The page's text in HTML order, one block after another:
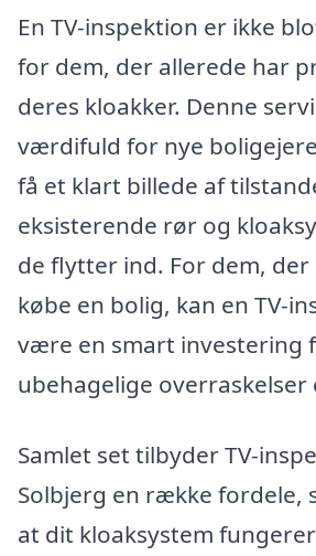
En TV-inspektion er ikke
for dem, der allerede har
deres kloakker. Denne
værdifuld for nye
få et klart billede af
eksisterende rør og
de flytter ind. For dem,
købe en bolig, kan en TV-
være en smart investering
ubehagelige
Samlet set tilbyder TV-
Solbjerg en række fordele,
at dit kloaksystem